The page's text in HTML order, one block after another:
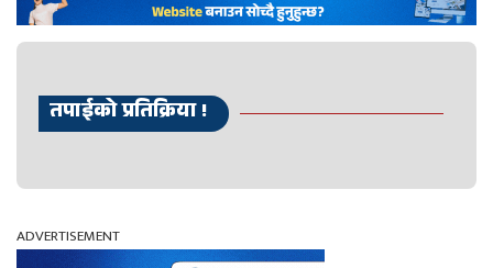
तपाईको प्रतिक्रिया !
ADVERTISEMENT